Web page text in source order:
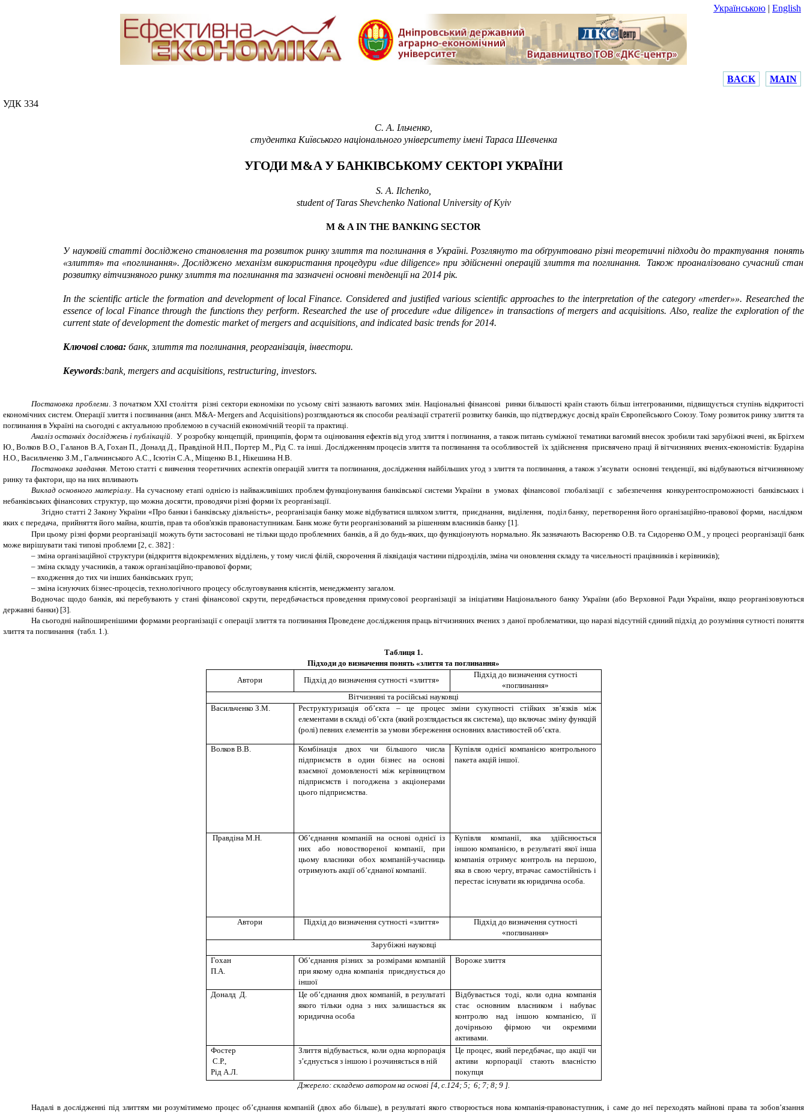
Українською | English
BACK MAIN
УДК 334
С. А. Ільченко,
студентка Київського національного університету імені Тараса Шевченка
УГОДИ M&A У БАНКІВСЬКОМУ СЕКТОРІ УКРАЇНИ
S.A. Ilchenko,
student of Taras Shevchenko National University of Kyiv
M & A IN THE BANKING SECTOR
У науковій статті досліджено становлення та розвиток ринку злиття та поглинання в Україні. Розглянуто таобґрунтовано різні теоретичні підходи до трактуванняпонять
«злиття» та «поглинання». Досліджено механізм використання процедури «due diligence» при здійсненні операцій злиття та поглинання.
Також проаналізовано сучасний стан
розвитку вітчизняного ринку злиття та поглинання та зазначені основні тенденції на 2014 рік.
In the scientific article the formation and development of local Finance. Considered and justified various scientific approaches to the interpretation of the category «merder»». Researched the
essence of local Finance through the functions they perform. Researched the use of procedure «due diligence» in transactions of mergers and acquisitions. Also, realize the exploration of the
current state of development the domestic market of mergers and acquisitions, and indicated basic trends for 2014.
Ключові слова: банк, злиття та поглинання, реорганізація, інвестори.
Keywords:bank, mergers and acquisitions, restructuring, investors.
Постановка проблеми. З початком XXIстоліття різні сектори економіки по усьому світі зазнають вагомих змін. Національні фінансові ринки більшості країн стають більш інтегрованими, підвищується ступінь відкритості
економічних систем. Операції злиття і поглинання (англ.M&A-Mergers andAcquisitions) розглядаються як способи реалізації стратегії розвитку банків, що підтверджує досвід країн Європейського Союзу. Тому розвиток ринку злиття та
поглинання в Україні на сьогодні є актуальною проблемою в сучасній економічній теорії та практиці.
Аналіз останніх досліджень і публікацій. У розробку концепцій, принципів, форм та оцінювання ефектів від угод злиття і поглинання, а також питань суміжної тематики вагомий внесок зробили такі зарубіжні вчені, якБрігхем
Ю., Волков В.О., Галанов В.А, Гохан П., Доналд Д., Правдіной Н.П., Портер М., Рід С. та інші. Дослідженням процесів злиття та поглинання та особливостей їх здійснення присвячено праці й вітчизняних вчених-економістів: Бударіна
Н.О., Васильченко З.М., Гальчинського А.С., Ісютін С.А., Міщенко В.І., Нікешина Н.В.
Постановка завдання. Метою статті є вивчення теоретичних аспектів операцій злиття та поглинання, дослідження найбільших угод з злиття та поглинання, а також з’ясувати основні тенденції, які відбуваються вітчизняному
ринку та фактори, що на них впливають
Виклад основного матеріалу..На сучасному етапі однією із найважливіших проблем функціонування банківської системи України в умовах фінансової глобалізації є забезпечення конкурентоспроможності банківських і
небанківських фінансових структур, що можна досягти, проводячи різні форми їх реорганізації.
Згідно статті 2 Закону України «Про банки і банківську діяльність», реорганізація банку може відбуватися шляхом злиття, приєднання, виділення, поділ банку, перетворення його організаційно-правової форми, наслідком
яких є передача, прийняття його майна, коштів, прав та обов'язків правонаступникам. Банк може бути реорганізований за рішенням власників банку [1].
При цьому різні форми реорганізації можуть бути застосовані не тільки щодо проблемних банків, а й до будь-яких, що функціонують нормально. Як зазначають Васюренко О.В. та Сидоренко О.М., у процесі реорганізації банк
може вирішувати такі типові проблеми [2, c. 382] :
– зміна організаційної структури (відкриття відокремлених відділень, у тому числі філій, скорочення й ліквідація частини підрозділів, зміна чи оновлення складу та чисельності працівників і керівників);
– зміна складу учасників, а також організаційно-правової форми;
– входження до тих чи інших банківських груп;
– зміна існуючих бізнес-процесів, технологічного процесу обслуговування клієнтів, менеджменту загалом.
Водночас щодо банків, які перебувають у стані фінансової скрути, передбачається проведення примусової реорганізації за ініціативи Національного банку України (або Верховної Ради України, якщо реорганізовуються
державні банки) [3].
На сьогодні найпоширенішими формами реорганізації є операції злиття та поглинання Проведене дослідження праць вітчизняних вчених з даної проблематики, що наразі відсутній єдиний підхід до розуміння сутності поняття
злиття та поглинання (табл. 1.).
Таблиця 1.
Підходи до визначення понять «злиття та поглинання»
Автори
Підхід до визначення сутності «злиття»
Підхід до визначення сутності
«поглинання»
Вітчизняні та російські науковці
Васильченко З.М.
Реструктуризація об’єкта – це процес зміни сукупності стійких зв’язків між
елементами в складі об’єкта (який розглядається як система), що включає зміну функцій
(ролі) певних елементів за умови збереження основних властивостей об’єкта.
Волков В.В.
Комбінація двох чи більшого числа
підприємств в один бізнес на основі
взаємної домовленості між керівництвом
підприємств і погоджена з акціонерами
цього підприємства.
Купівля однієї компанією контрольного
пакета акцій іншої.
ПравдінаМ.Н.
Об’єднання компаній на основі однієї із
них або новоствореної компанії, при
цьому власники обох компаній-учасниць
отримують акції об’єднаної компанії.
Купівля компанії, яка здійснюється
іншою компанією, в результаті якої інша
компанія отримує контроль на першою,
яка в свою чергу, втрачає самостійність і
перестає існувати як юридична особа.
Автори Підхід до визначення сутності «злиття»
Підхід до визначення сутності
«поглинання»
Зарубіжні науковці
Гохан
П.А.
Об’єднання різних за розмірами компаній
при якому одна компанія приєднується до
іншої
Вороже злиття
Доналд Д.
Це об’єднання двох компаній, в результаті
якого тільки одна з них залишається як
юридична особа
Відбувається тоді, коли одна компанія
стає основним власником і набуває
контролю над іншою компанією, її
дочірньою фірмою чи окремими
активами.
Фостер
С.Р.,
Рід А.Л.
Злиття відбувається, коли одна корпорація
з’єднується з іншою і розчиняється в ній
Це процес, який передбачає, що акції чи
активи корпорації стають власністю
покупця
Джерело: складено автором на основі[4, с.124; 5; 6; 7; 8; 9 ].
Надалі в дослідженні під злиттям ми розумітимемо процес об’єднання компаній (двох або більше), в результаті якого створюється нова компанія-правонаступник, і саме до неї переходять майнові права та зобов’язання